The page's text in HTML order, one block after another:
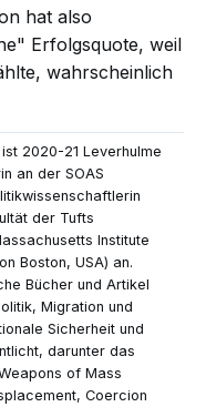
hat also
Erfolgsquote, weil
wahrscheinlich
2020-21 Leverhulme
an der SOAS
der Tufts
Institute
Boston, USA) an.
Bücher und Artikel
Migration und
Sicherheit und
darunter das
of Mass
Coercion